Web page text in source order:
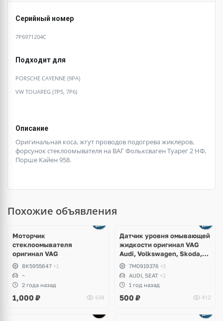
Серийный номер
7P6971204C
Подходит для
PORSCHE CAYENNE (9PA)
VW TOUAREG (7P5, 7P6)
Описание
Оригинальная коса, жгут проводов подогрева жиклеров,
форсунок стеклоомывателя на ВАГ Фольксваген Туарег 2 НФ,
Порше Кайен 958.
Похожие объявления
Моторчик
стеклоомывателя
оригинал VAG
8K5955647 +1
~
2 года назад
1,000 ₽ 634
Датчик уровня омывающей
жидкости оригинал VAG
Audi, Volkswagen, Skoda,
Seat, Bentley, Lamborghini
7M0919376 +1
AUDI, SEAT +2
1 год назад
500 ₽ 412